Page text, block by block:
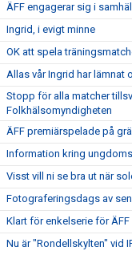
ÄFF engagerar sig i
Ingrid, i evigt minne
OK att spela
Allas vår Ingrid har lämnat
Stopp för alla matcher
Folkhälsomyndigheten
ÄFF premiärspelade på
Information kring
Visst vill ni se bra ut när
Fotograferingsdags av
Klart för enkelserie för
Nu är "Rondellskylten" vid